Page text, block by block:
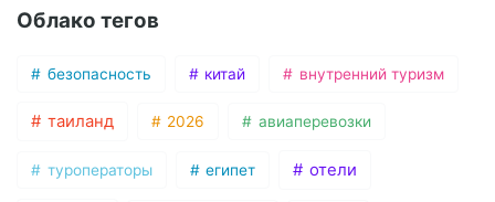
Облако тегов
безопасность китай внутренний туризм
таиланд 2026 авиаперевозки
туроператоры египет отели